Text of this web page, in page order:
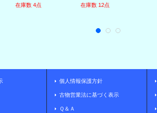
在庫数 4点 在庫数 12点
個人情報保護方針
古物営業法に基づく表示
Ｑ＆Ａ